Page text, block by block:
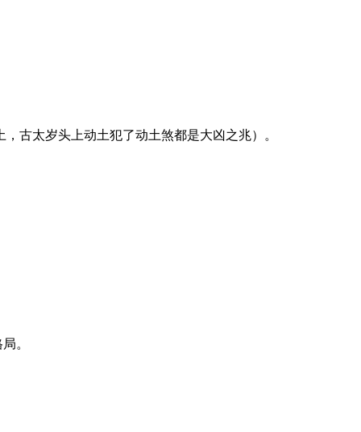
古太岁头上动土犯了动土煞都是大凶之兆）。
。